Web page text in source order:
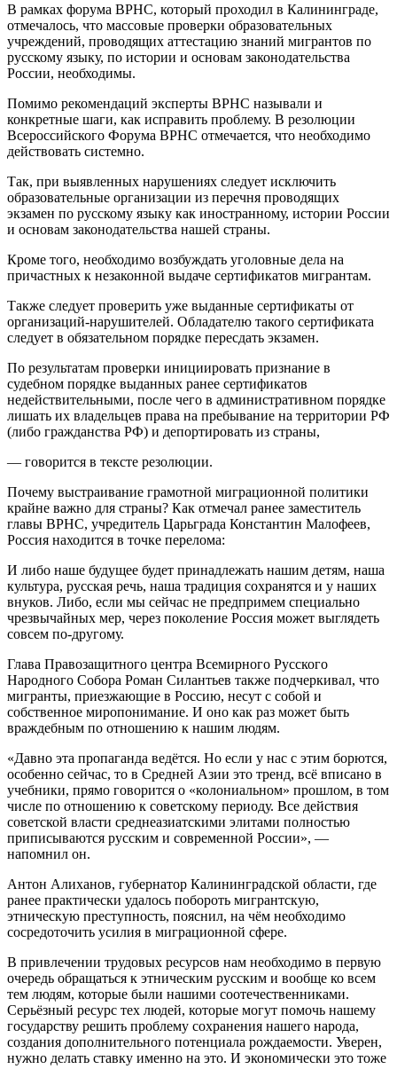
В рамках форума ВРНС, который проходил в Калининграде,
отмечалось, что массовые проверки образовательных
учреждений, проводящих аттестацию знаний мигрантов по
русскому языку, по истории и основам законодательства
России, необходимы.
Помимо рекомендаций эксперты ВРНС называли и
конкретные шаги, как исправить проблему. В резолюции
Всероссийского Форума ВРНС отмечается, что необходимо
действовать системно.
Так, при выявленных нарушениях следует исключить
образовательные организации из перечня проводящих
экзамен по русскому языку как иностранному, истории России
и основам законодательства нашей страны.
Кроме того, необходимо возбуждать уголовные дела на
причастных к незаконной выдаче сертификатов мигрантам.
Также следует проверить уже выданные сертификаты от
организаций-нарушителей. Обладателю такого сертификата
следует в обязательном порядке пересдать экзамен.
По результатам проверки инициировать признание в
судебном порядке выданных ранее сертификатов
недействительными, после чего в административном порядке
лишать их владельцев права на пребывание на территории РФ
(либо гражданства РФ) и депортировать из страны,
— говорится в тексте резолюции.
Почему выстраивание грамотной миграционной политики
крайне важно для страны? Как отмечал ранее заместитель
главы ВРНС, учредитель Царьграда Константин Малофеев,
Россия находится в точке перелома:
И либо наше будущее будет принадлежать нашим детям, наша
культура, русская речь, наша традиция сохранятся и у наших
внуков. Либо, если мы сейчас не предпримем специально
чрезвычайных мер, через поколение Россия может выглядеть
совсем по-другому.
Глава Правозащитного центра Всемирного Русского
Народного Собора Роман Силантьев также подчеркивал, что
мигранты, приезжающие в Россию, несут с собой и
собственное миропонимание. И оно как раз может быть
враждебным по отношению к нашим людям.
«Давно эта пропаганда ведётся. Но если у нас с этим борются,
особенно сейчас, то в Средней Азии это тренд, всё вписано в
учебники, прямо говорится о «колониальном» прошлом, в том
числе по отношению к советскому периоду. Все действия
советской власти среднеазиатскими элитами полностью
приписываются русским и современной России», —
напомнил он.
Антон Алиханов, губернатор Калининградской области, где
ранее практически удалось побороть мигрантскую,
этническую преступность, пояснил, на чём необходимо
сосредоточить усилия в миграционной сфере.
В привлечении трудовых ресурсов нам необходимо в первую
очередь обращаться к этническим русским и вообще ко всем
тем людям, которые были нашими соотечественниками.
Серьёзный ресурс тех людей, которые могут помочь нашему
государству решить проблему сохранения нашего народа,
создания дополнительного потенциала рождаемости. Уверен,
нужно делать ставку именно на это. И экономически это тоже